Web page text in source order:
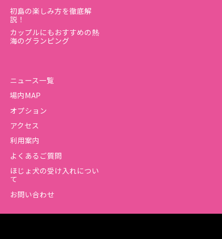
初島の楽しみ方を徹底解
説！
カップルにもおすすめの熱
海のグランピング
ニュース一覧
場内MAP
オプション
アクセス
利用案内
よくあるご質問
ほじょ犬の受け入れについ
て
お問い合わせ